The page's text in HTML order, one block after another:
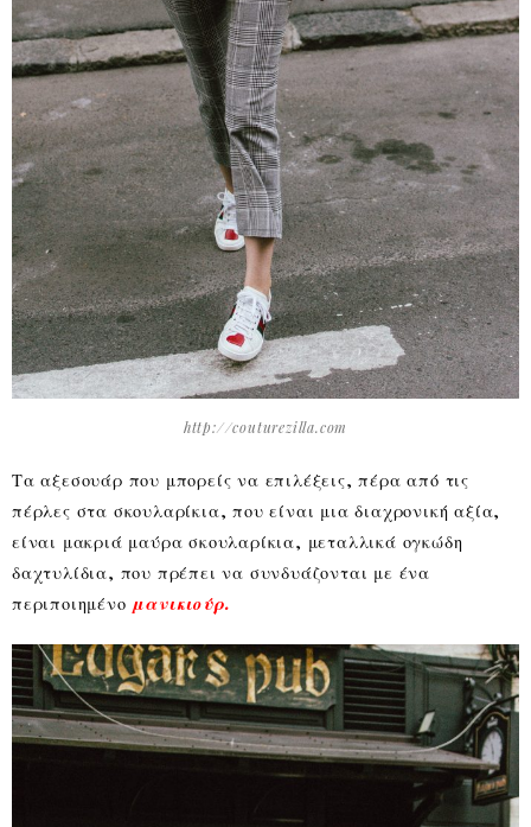
http://couturezilla.com
Τα αξεσουάρ που μπορείς να επιλέξεις, πέρα από τις
πέρλες στα σκουλαρίκια, που είναι μια διαχρονική αξία,
είναι μακριά μαύρα σκουλαρίκια, μεταλλικά ογκώδη
δαχτυλίδια, που πρέπει να συνδυάζονται με ένα
περιποιημένο μανικιούρ.